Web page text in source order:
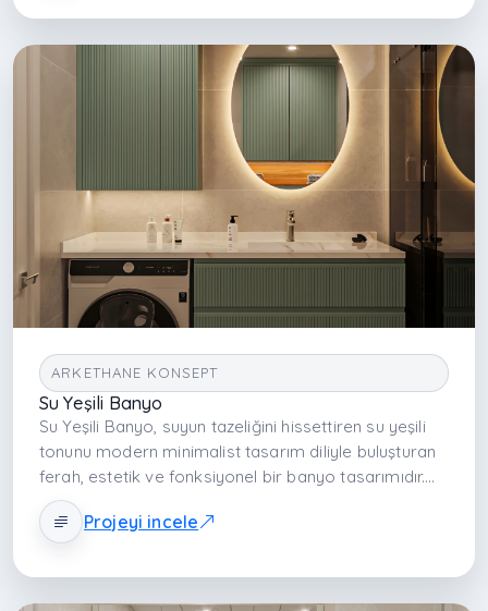
ARKETHANE KONSEPT
Su Yeşili Banyo
Su Yeşili Banyo, suyun tazeliğini hissettiren su yeşili
tonunu modern minimalist tasarım diliyle buluşturan
ferah, estetik ve fonksiyonel bir banyo tasarımıdır.
Açık renk paleti, walk-in akışkan planlama, dengeli
malzeme seçimi ve etkili aydınlatmayla banyoyu
Projeyi incele